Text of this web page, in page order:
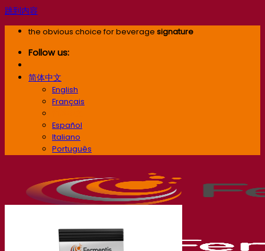
跳到内容
the obvious choice for beverage signature
Follow us:
简体中文
English
Français
Español
Italiano
Português